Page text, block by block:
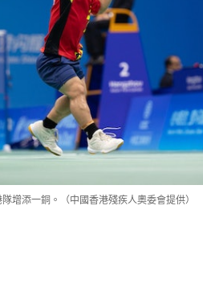
增添一銅。（中國香港殘疾人奧委會提供）